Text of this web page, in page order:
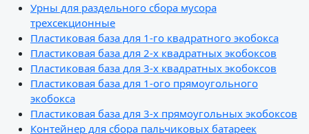
Урны для раздельного сбора мусора
трехсекционные
Пластиковая база для 1-го квадратного экобокса
Пластиковая база для 2-х квадратных экобоксов
Пластиковая база для 3-х квадратных экобоксов
Пластиковая база для 1-ого прямоугольного
экобокса
Пластиковая база для 3-х прямоугольных экобоксов
Контейнер для сбора пальчиковых батареек